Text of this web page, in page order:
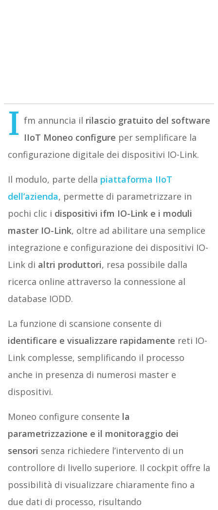
I fm annuncia il rilascio gratuito del software
IIoT Moneo configure per semplificare la
configurazione digitale dei dispositivi IO-Link.
Il modulo, parte della piattaforma IIoT
dell’azienda, permette di parametrizzare in
pochi clic i dispositivi ifm IO-Link e i moduli
master IO-Link, oltre ad abilitare una semplice
integrazione e configurazione dei dispositivi IO-
Link di altri produttori, resa possibile dalla
ricerca online attraverso la connessione al
database IODD.
La funzione di scansione consente di
identificare e visualizzare rapidamente reti IO-
Link complesse, semplificando il processo
anche in presenza di numerosi master e
dispositivi.
Moneo configure consente la
parametrizzazione e il monitoraggio dei
sensori senza richiedere l’intervento di un
controllore di livello superiore. Il cockpit offre la
possibilità di visualizzare chiaramente fino a
due dati di processo, risultando